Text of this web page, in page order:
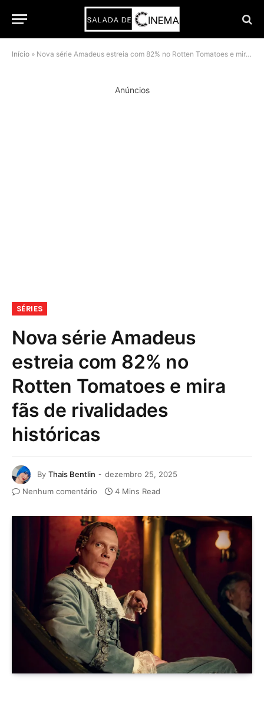
Início » Nova série Amadeus estreia com 82% no Rotten Tomatoes e mira fãs de rivalidades históricas
Anúncios
SÉRIES
Nova série Amadeus
estreia com 82% no
Rotten Tomatoes e mira
fãs de rivalidades
históricas
By Thais Bentlin
dezembro 25, 2025
Nenhum comentário
4 Mins Read